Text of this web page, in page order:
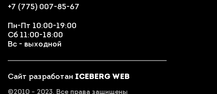
+7 (775) 007-85-67
Пн-Пт 10:00-19:00
Сб 11:00-18:00
Вс - выходной
Сайт разработан ICEBERG WEB
©2010 - 2023. Все права защищены